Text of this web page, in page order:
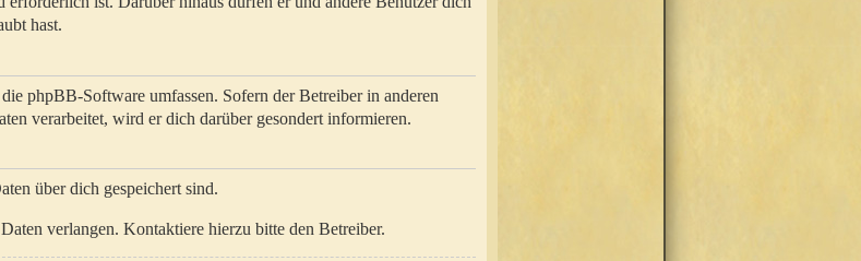
hast.
phpBB-Software umfassen. Sofern der Betreiber in anderen
verarbeitet, wird er dich darüber gesondert informieren.
über dich gespeichert sind.
verlangen. Kontaktiere hierzu bitte den Betreiber.